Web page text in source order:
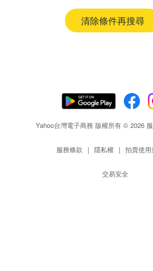
清除條件再搜尋
Yahoo台灣電子商務 版權所有 © 2026
服務條款 | 隱私權 | 拍賣使
交易安全